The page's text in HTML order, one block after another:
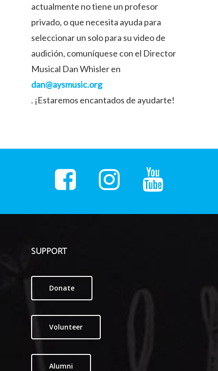
actualmente no tiene un profesor
privado, o que necesita ayuda para
seleccionar un solo para su video de
audición, comuníquese con el Director
Musical Dan Whisler en
dan@aysmusic.org
. ¡Estaremos encantados de ayudarte!
SUPPORT
Donate
Volunteer
Alumni